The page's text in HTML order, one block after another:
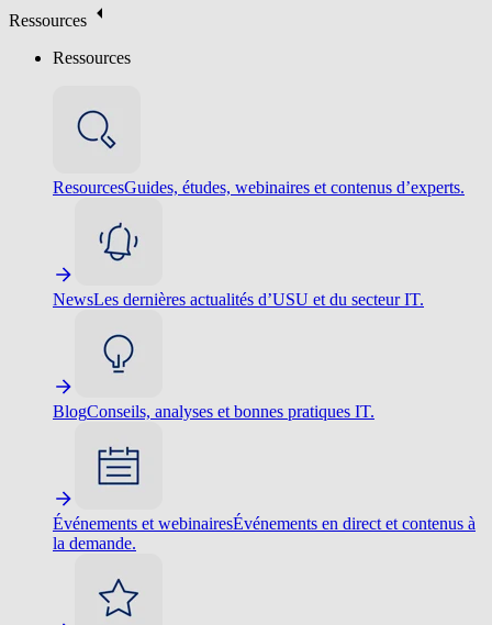
Ressources
Ressources
ResourcesGuides, études, webinaires et contenus d’experts.
NewsLes dernières actualités d’USU et du secteur IT.
BlogConseils, analyses et bonnes pratiques IT.
Événements et webinairesÉvénements en direct et contenus à
la demande.